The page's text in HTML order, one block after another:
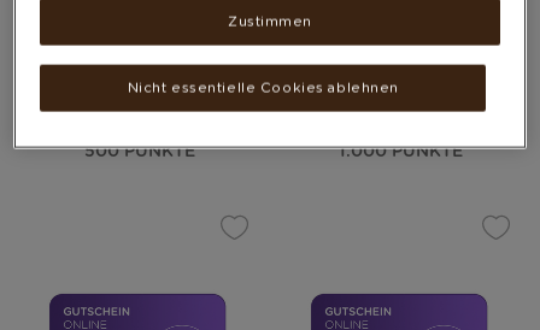
1 € GUTSCHEIN FÜR DEINEN
500 PUNKTE
2 € GUTSCHEIN FÜR DEINEN
1.000 PUNKTE
Nicht essentielle Cookies ablehnen
Zustimmen